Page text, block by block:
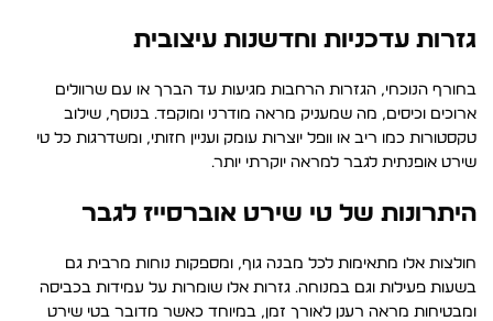
גזרות עדכניות וחדשנות עיצובית
בחורף הנוכחי, הגזרות הרחבות מגיעות עד הברך או עם שרוולים
ארוכים וכיסים, מה שמעניק מראה מודרני ומוקפד. בנוסף, שילוב
טקסטורות כמו ריב או וופל יוצרות עומק ועניין חזותי, ומשדרגות כל טי
שירט אופנתית לגבר למראה יוקרתי יותר.
היתרונות של טי שירט אוברסייז לגבר
חולצות אלו מתאימות לכל מבנה גוף, ומספקות נוחות מרבית גם
בשעות פעילות וגם במנוחה. גזרות אלו שומרות על עמידות בכביסה
ומבטיחות מראה רענן לאורך זמן, במיוחד כאשר מדובר בטי שירט